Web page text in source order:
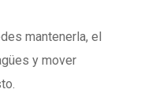
mantenerla, el
y mover